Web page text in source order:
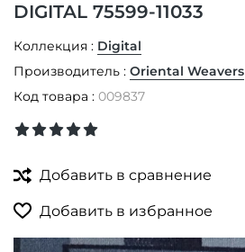
DIGITAL 75599-11033
Коллекция : Digital
Производитель : Oriental Weavers
Код товара : 009837
Добавить в сравнение
Добавить в избранное